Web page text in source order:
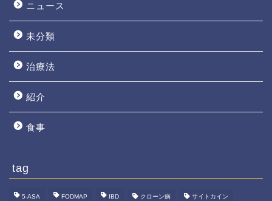
ニュース
未分類
治療法
紹介
食事
tag
5-ASA FODMAP IBD クローン病 サイトカイン